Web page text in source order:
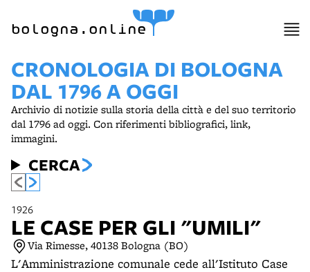
bologna.online
CRONOLOGIA DI BOLOGNA
DAL 1796 A OGGI
Archivio di notizie sulla storia della città e del suo territorio
dal 1796 ad oggi. Con riferimenti bibliografici, link,
immagini.
CERCA
1926
LE CASE PER GLI "UMILI"
Via Rimesse, 40138 Bologna (BO)
L'Amministrazione comunale cede all'Istituto Case